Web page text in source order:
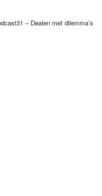
– Dealen met dilemma’s